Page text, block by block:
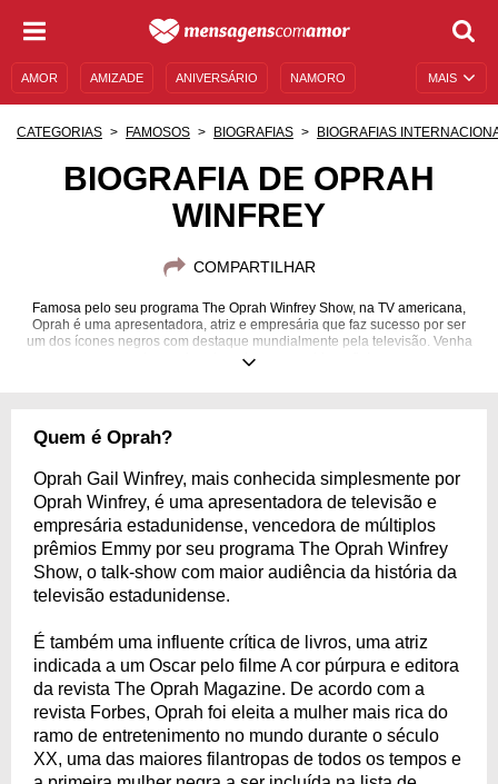
MAIS
AMOR AMIZADE ANIVERSÁRIO NAMORO
MENSAGENS DE ANIVERSÁRIO
CATEGORIAS FAMOSOS BIOGRAFIAS BIOGRAFIAS
BIOGRAFIA DE OPRAH
WINFREY
COMPARTILHAR
Famosa pelo seu programa The Oprah Winfrey Show, na TV americana,
Oprah é uma apresentadora, atriz e empresária que faz sucesso por ser
um dos ícones negros com destaque mundialmente pela televisão. Venha
saber mais sobre ela com sua biografia!
Quem é Oprah?
Oprah Gail Winfrey, mais conhecida simplesmente por
Oprah Winfrey, é uma apresentadora de televisão e
empresária estadunidense, vencedora de múltiplos
prêmios Emmy por seu programa The Oprah Winfrey
Show, o talk-show com maior audiência da história da
televisão estadunidense.
É também uma influente crítica de livros, uma atriz
indicada a um Oscar pelo filme A cor púrpura e editora
da revista The Oprah Magazine. De acordo com a
revista Forbes, Oprah foi eleita a mulher mais rica do
ramo de entretenimento no mundo durante o século
XX, uma das maiores filantropas de todos os tempos e